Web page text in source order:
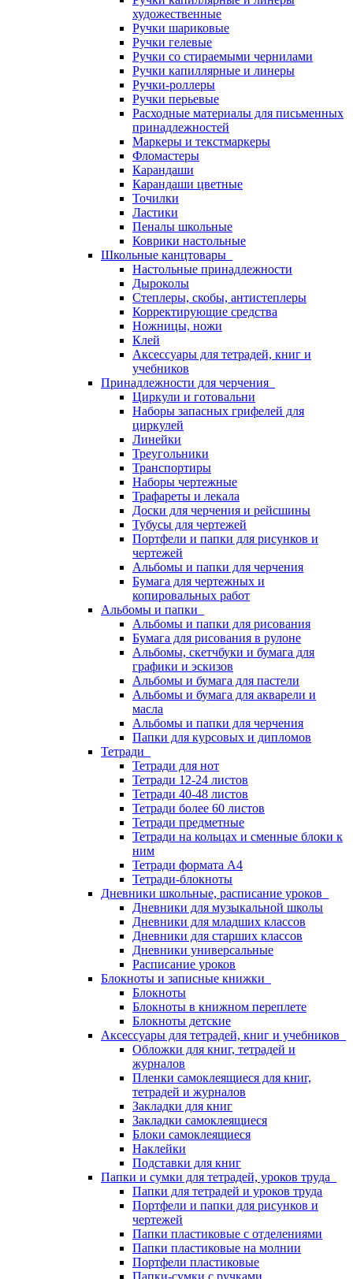
художественные
Ручки шариковые
Ручки гелевые
Ручки со стираемыми чернилами
Ручки капиллярные и линеры
Ручки-роллеры
Ручки перьевые
Расходные материалы для письменных
принадлежностей
Маркеры и текстмаркеры
Фломастеры
Карандаши
Карандаши цветные
Точилки
Ластики
Пеналы школьные
Коврики настольные
Школьные канцтовары
Настольные принадлежности
Дыроколы
Степлеры, скобы, антистеплеры
Корректирующие средства
Ножницы, ножи
Клей
Аксессуары для тетрадей, книг и
учебников
Принадлежности для черчения
Циркули и готовальни
Наборы запасных грифелей для
циркулей
Линейки
Треугольники
Транспортиры
Наборы чертежные
Трафареты и лекала
Доски для черчения и рейсшины
Тубусы для чертежей
Портфели и папки для рисунков и
чертежей
Альбомы и папки для черчения
Бумага для чертежных и
копировальных работ
Альбомы и папки
Альбомы и папки для рисования
Бумага для рисования в рулоне
Альбомы, скетчбуки и бумага для
графики и эскизов
Альбомы и бумага для пастели
Альбомы и бумага для акварели и
масла
Альбомы и папки для черчения
Папки для курсовых и дипломов
Тетради
Тетради для нот
Тетради 12-24 листов
Тетради 40-48 листов
Тетради более 60 листов
Тетради предметные
Тетради на кольцах и сменные блоки к
ним
Тетради формата А4
Тетради-блокноты
Дневники школьные, расписание уроков
Дневники для музыкальной школы
Дневники для младших классов
Дневники для старших классов
Дневники универсальные
Расписание уроков
Блокноты и записные книжки
Блокноты
Блокноты в книжном переплете
Блокноты детские
Аксессуары для тетрадей, книг и учебников
Обложки для книг, тетрадей и
журналов
Пленки самоклеящиеся для книг,
тетрадей и журналов
Закладки для книг
Закладки самоклеящиеся
Блоки самоклеящиеся
Наклейки
Подставки для книг
Папки и сумки для тетрадей, уроков труда
Папки для тетрадей и уроков труда
Портфели и папки для рисунков и
чертежей
Папки пластиковые с отделениями
Папки пластиковые на молнии
Портфели пластиковые
Папки-сумки с ручками